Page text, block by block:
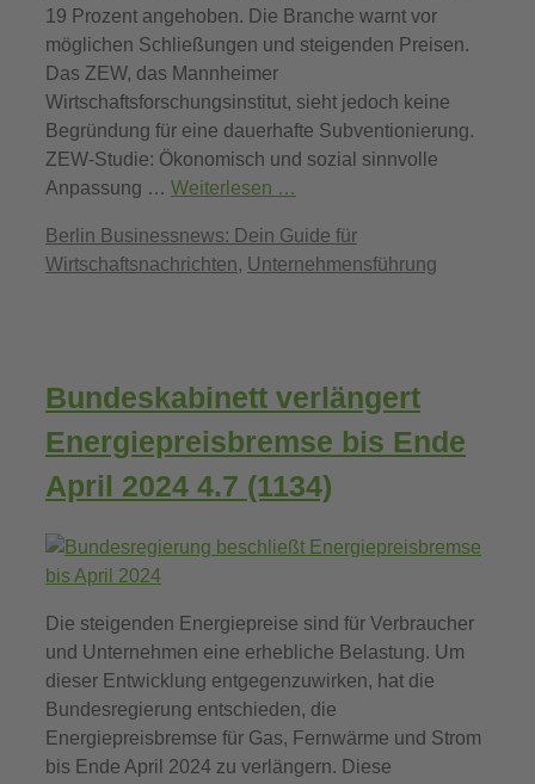
19 Prozent angehoben. Die Branche warnt vor
möglichen Schließungen und steigenden Preisen.
Das ZEW, das Mannheimer
Wirtschaftsforschungsinstitut, sieht jedoch keine
Begründung für eine dauerhafte Subventionierung.
ZEW-Studie: Ökonomisch und sozial sinnvolle
Anpassung … Weiterlesen …
Kategorien
Berlin Businessnews: Dein Guide für
Wirtschaftsnachrichten, Unternehmensführung
Bundeskabinett verlängert
Energiepreisbremse bis Ende
April 2024 4.7 (1134)
Die steigenden Energiepreise sind für Verbraucher
und Unternehmen eine erhebliche Belastung. Um
dieser Entwicklung entgegenzuwirken, hat die
Bundesregierung entschieden, die
Energiepreisbremse für Gas, Fernwärme und Strom
bis Ende April 2024 zu verlängern. Diese